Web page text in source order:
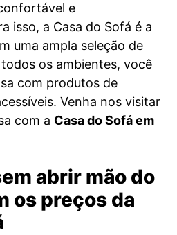
e
isso, a Casa do Sofá é a
uma ampla seleção de
os ambientes, você
com produtos de
Venha nos visitar
com a Casa do Sofá em
abrir mão do
os preços da